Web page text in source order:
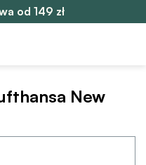
od 149 zł
New